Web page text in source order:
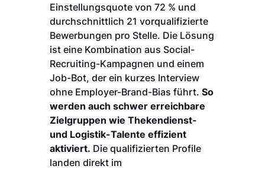
Einstellungsquote von 72 % und
durchschnittlich 21 vorqualifizierte
Bewerbungen pro Stelle. Die Lösung
ist eine Kombination aus Social-
Recruiting-Kampagnen und einem
Job-Bot, der ein kurzes Interview
ohne Employer-Brand-Bias führt. So
werden auch schwer erreichbare
Zielgruppen wie Thekendienst-
und Logistik-Talente effizient
aktiviert. Die qualifizierten Profile
landen direkt im